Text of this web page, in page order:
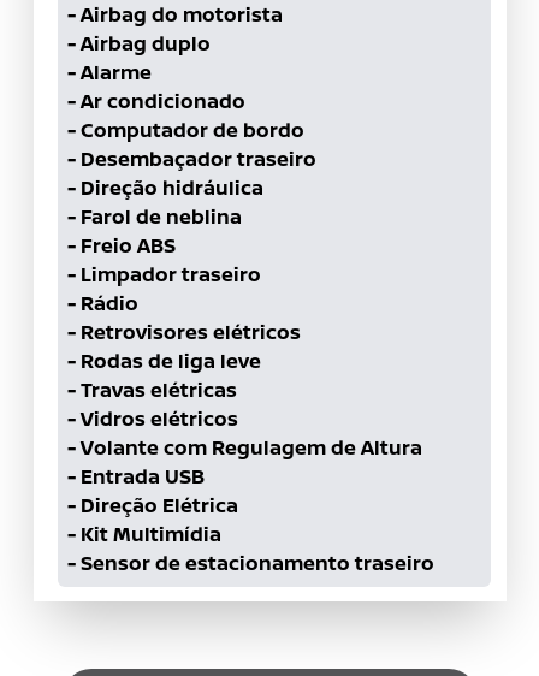
-Airbag do motorista
-Airbag duplo
-Alarme
-Ar condicionado
-Computador de bordo
- Desembaçador traseiro
- Direção hidráulica
- Farol de neblina
- Freio ABS
- Limpador traseiro
- Rádio
- Retrovisores elétricos
- Rodas de liga leve
-Travas elétricas
-Vidros elétricos
-Volante com Regulagem de Altura
- Entrada USB
- Direção Elétrica
- Kit Multimídia
-Sensor de estacionamento traseiro